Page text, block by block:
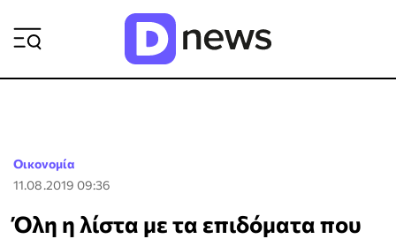
Οικονομία
11.08.2019 09:36
Όλη η λίστα με τα επιδόματα που